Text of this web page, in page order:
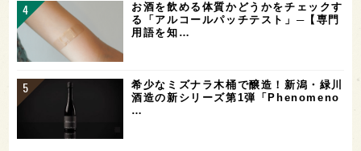
お酒を飲める体質かどうかをチェックす
る「アルコールパッチテスト」─【専門
用語を知…
希少なミズナラ木桶で醸造！新潟・緑川
酒造の新シリーズ第1弾「Phenomeno
…